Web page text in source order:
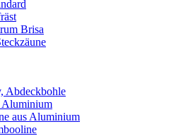
Brisa
Abdeckbohle
Aluminium
aus Aluminium